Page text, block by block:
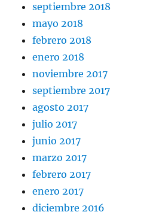
septiembre 2018
mayo 2018
febrero 2018
enero 2018
noviembre 2017
septiembre 2017
agosto 2017
julio 2017
junio 2017
marzo 2017
febrero 2017
enero 2017
diciembre 2016